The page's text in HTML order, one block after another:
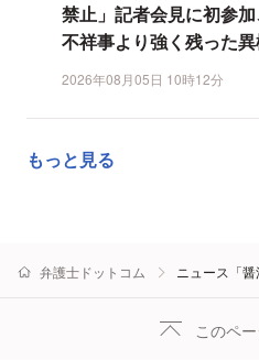
禁止」記者会見に初参
不祥事より強く残った
2026年08月05日 10時12分
もっと見る
弁護士ドットコム ニュース「醤
このペ